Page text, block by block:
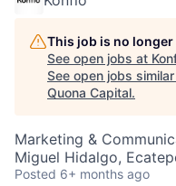
This job is no
See open jobs at
See open jobs
Quona Capital.
Marketing &
Miguel Hidalgo,
Posted 6+ months ago